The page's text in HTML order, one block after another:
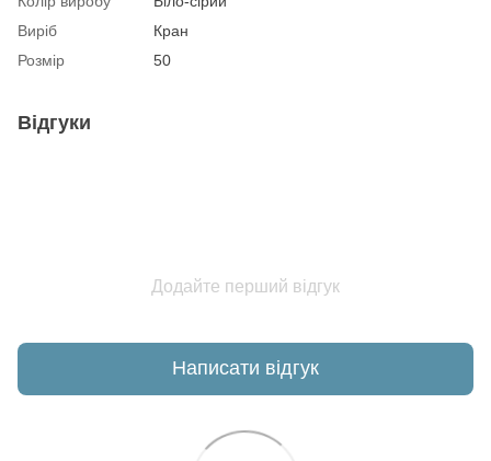
Виріб
Кран
Розмір
50
Відгуки
Додайте перший відгук
Написати відгук